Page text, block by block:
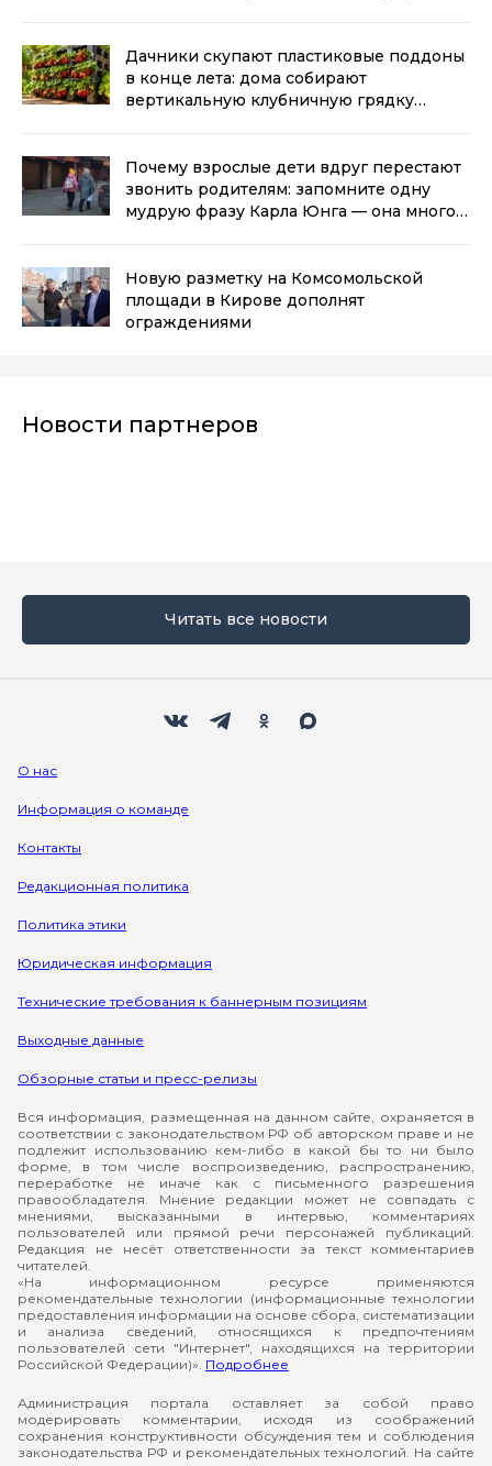
Дачники скупают пластиковые поддоны
в конце лета: дома собирают
вертикальную клубничную грядку
Почему взрослые дети вдруг перестают
звонить родителям: запомните одну
мудрую фразу Карла Юнга — она многое
Новую разметку на Комсомольской
площади в Кирове дополнят
ограждениями
Новости партнеров
Читать все новости
О нас
Информация о команде
Контакты
Редакционная политика
Политика этики
Юридическая информация
Технические требования к баннерным позициям
Выходные данные
Обзорные статьи и пресс-релизы
Вся информация, размещенная на данном сайте, охраняется в
соответствии с законодательством РФ об авторском праве и не
подлежит использованию кем-либо в какой бы то ни было
форме, в том числе воспроизведению, распространению,
переработке не иначе как с письменного разрешения
правообладателя. Мнение редакции может не совпадать с
мнениями, высказанными в интервью, комментариях
пользователей или прямой речи персонажей публикаций.
Редакция не несёт ответственности за текст комментариев
читателей.
«На информационном ресурсе применяются
рекомендательные технологии (информационные технологии
предоставления информации на основе сбора, систематизации
и анализа сведений, относящихся к предпочтениям
пользователей сети "Интернет", находящихся на территории
Российской Федерации)». Подробнее
Администрация портала оставляет за собой право
модерировать комментарии, исходя из соображений
сохранения конструктивности обсуждения тем и соблюдения
законодательства РФ и рекомендательных технологий. На сайте